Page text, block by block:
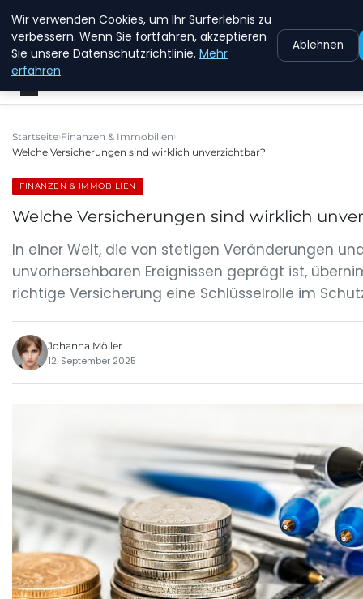
MFD DRESDEN
Startseite Finanzen & Immobilien
Welche Versicherungen sind wirklich unverzichtbar?
FINANZEN & IMMOBILIEN
Welche Versicherungen sind wirklich
In einer Welt, die von stetigen Veränderungen
unvorhersehbaren Ereignissen geprägt ist,
richtige Versicherung eine Schlüsselrolle im
Johanna Möller
12. September 2025
Wir verwenden Cookies, um Ihr Surferlebnis zu
verbessern. Wenn Sie fortfahren, akzeptieren
Sie unsere Datenschutzrichtlinie. Mehr
erfahren
Ablehnen